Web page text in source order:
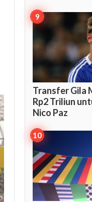
Transfer Gila
Rp2 Triliun
Nico Paz